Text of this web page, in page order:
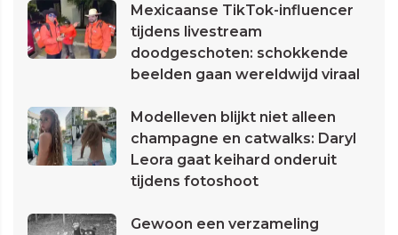
Mexicaanse TikTok-influencer
tijdens livestream
doodgeschoten: schokkende
beelden gaan wereldwijd viraal
Modelleven blijkt niet alleen
champagne en catwalks: Daryl
Leora gaat keihard onderuit
tijdens fotoshoot
Gewoon een verzameling